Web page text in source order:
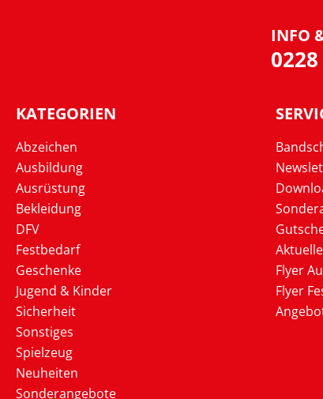
INFO
KATEGORIEN
Abzeichen
Ausbildung
Ausrüstung
Bekleidung
DFV
Festbedarf
Geschenke
Jugend & Kinder
Sicherheit
Sonstiges
Spielzeug
Neuheiten
Sonderangebote
Flyer
Flyer